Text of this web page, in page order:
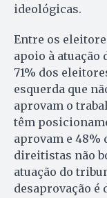
ideológicas.
Entre os
apoio à atuação
71% dos
esquerda que
aprovam o
têm
aprovam e 48%
direitistas não
atuação do
desaprovação é